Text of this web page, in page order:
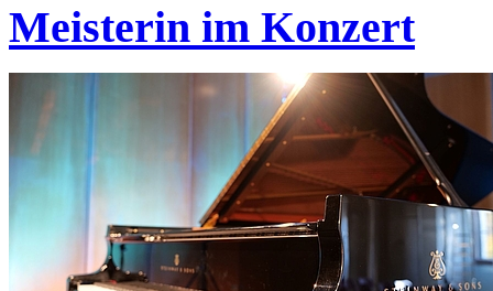
Meisterin im Konzert